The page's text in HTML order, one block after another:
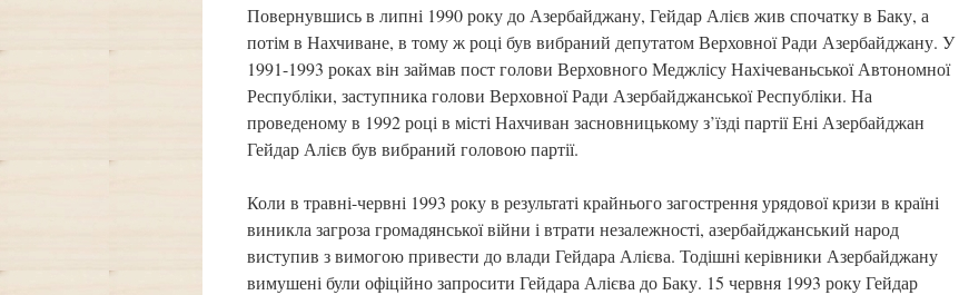
Повернувшись в липні 1990 року до Азербайджану, Гейдар Алієв жив спочатку в Баку, а
потім в Нахчиване, в тому ж році був вибраний депутатом Верховної Ради Азербайджану. У
1991-1993 роках він займав пост голови Верховного Меджлісу Нахічеваньської Автономної
Республіки, заступника голови Верховної Ради Азербайджанської Республіки. На
проведеному в 1992 році в місті Нахчиван засновницькому з’їзді партії Ені Азербайджан
Гейдар Алієв був вибраний головою партії.
Коли в травні-червні 1993 року в результаті крайнього загострення урядової кризи в країні
виникла загроза громадянської війни і втрати незалежності, азербайджанський народ
виступив з вимогою привести до влади Гейдара Алієва. Тодішні керівники Азербайджану
вимушені були офіційно запросити Гейдара Алієва до Баку. 15 червня 1993 року Гейдар